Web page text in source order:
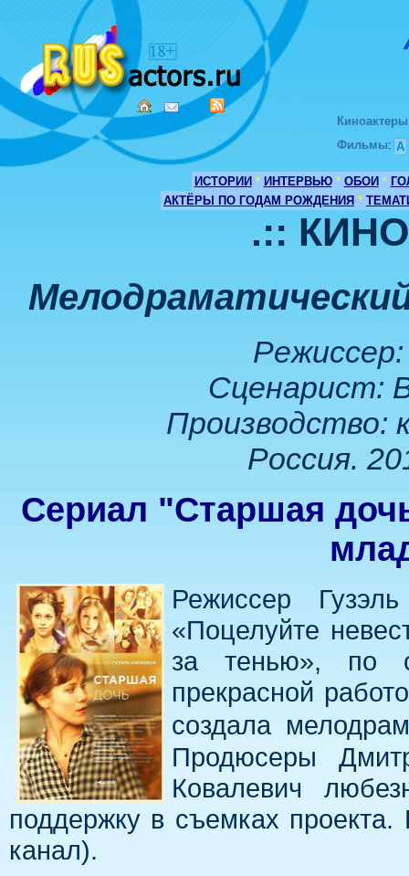
Киноактеры
Фильмы: А
ИСТОРИИ * ИНТЕРВЬЮ * ОБОИ *
АКТЁРЫ ПО ГОДАМ РОЖДЕНИЯ *
.::
Режиссер:
Сценарист:
Производство:
Россия.
Сериал "Старшая
Режиссер
«Поцелуйте
за тенью», по
прекрасной
создала
Продюсеры
Ковалевич
поддержку в съемках
канал).